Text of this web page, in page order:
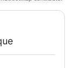
de
rock, jazz,
cours de